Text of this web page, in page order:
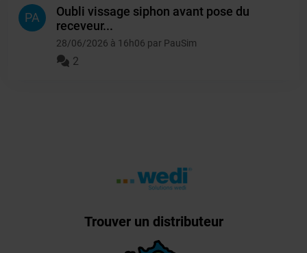
PA
Oubli vissage siphon avant pose du
receveur...
28/06/2026 à 16h06 par PauSim
2
Trouver un distributeur